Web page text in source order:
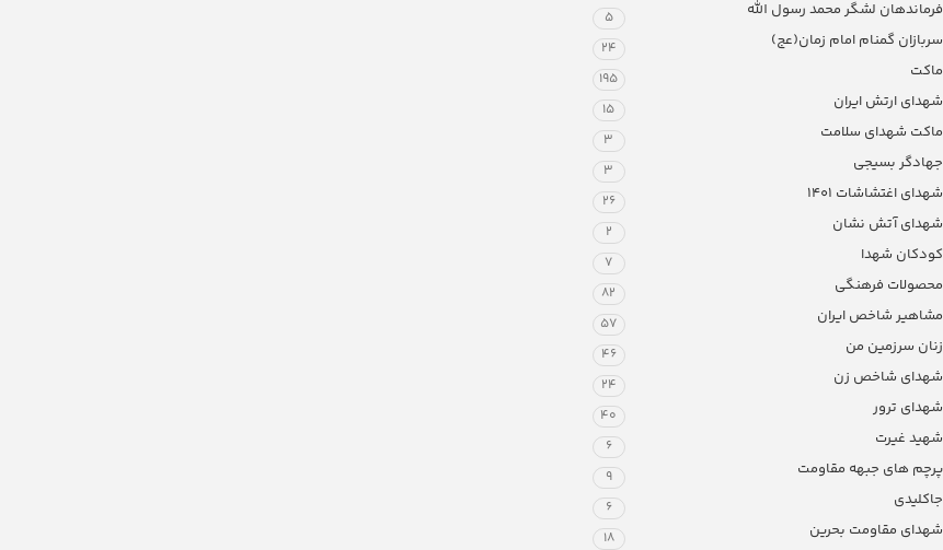
فرماندهان لشگر محمد رسول الله 5
سربازان گمنام امام زمان(عج) 24
ماکت 195
شهدای ارتش ایران 15
ماکت شهدای سلامت 3
جهادگر بسیجی 3
شهدای اغتشاشات 1401 26
شهدای آتش نشان 2
کودکان شهدا 7
محصولات فرهنگی 82
مشاهیر شاخص ایران 57
زنان سرزمین من 46
شهدای شاخص زن 24
شهدای ترور 40
شهید غیرت 6
پرچم های جبهه مقاومت 9
جاکلیدی 6
شهدای مقاومت بحرین 18